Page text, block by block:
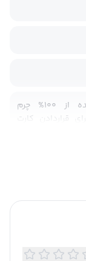
جاکارتی مردانه، تهیه شده از 100% چرم
قسمت برای قراردادن کارت
نگردد
نشود